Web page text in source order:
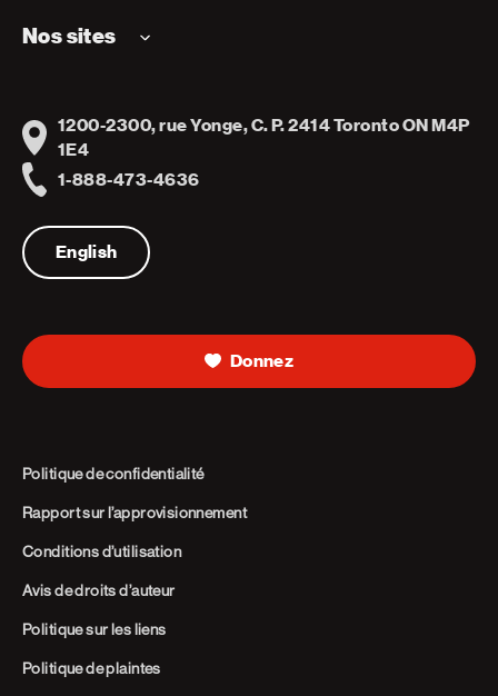
Nos sites
Address
1200-2300, rue Yonge, C. P. 2414 Toronto ON M4P
1E4
1-888-473-4636
English
Donnez
Politique de confidentialité
Rapport sur l’approvisionnement
Conditions d’utilisation
Avis de droits d’auteur
Politique sur les liens
Politique de plaintes